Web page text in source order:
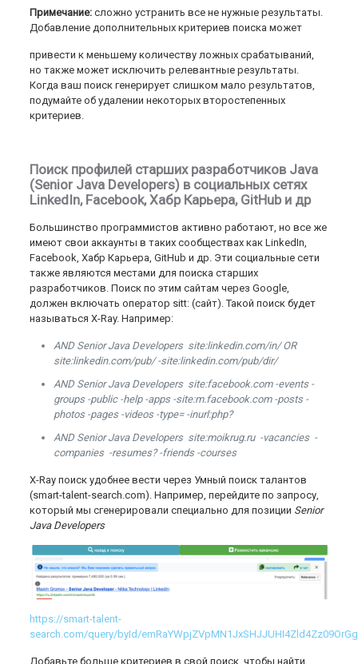
Примечание:сложно устранить все не нужные результаты.
Добавление дополнительных критериев поиска может
привести к меньшему количеству ложных срабатываний,
но также может исключить релевантные результаты.
Когда ваш поиск генерирует слишком мало результатов,
подумайте об удалении некоторых второстепенных
критериев.
Поиск профилей старших разработчиков Java
(Senior Java Developers) в социальных сетях
LinkedIn, Facebook, Хабр Карьера, GitHub и др
Большинство программистов активно работают, но все же
имеют свои аккаунты в таких сообществах как LinkedIn,
Facebook, Хабр Карьера, GitHub и др. Эти социальные сети
также являются местами для поиска старших
разработчиков. Поиск по этим сайтам через Google,
должен включать оператор sitt: (сайт). Такой поиск будет
называться X-Ray. Например:
AND Senior Java Developers site:linkedin.com/in/ OR
site:linkedin.com/pub/ -site:linkedin.com/pub/dir/
AND Senior Java Developers site:facebook.com -events -
groups -public -help -apps -site:m.facebook.com -posts -
photos -pages -videos -type= -inurl:php?
AND Senior Java Developers site:moikrug.ru -vacancies -
companies -resumes? -friends -courses
Х-Ray поиск удобнее вести через Умный поиск талантов
(smart-talent-search.com). Например, перейдите по запросу,
который мы сгенерировали специально для позиции Senior
Java Developers
https://smart-talent-
search.com/query/byId/
Добавьте больше критериев в свой поиск, чтобы найти